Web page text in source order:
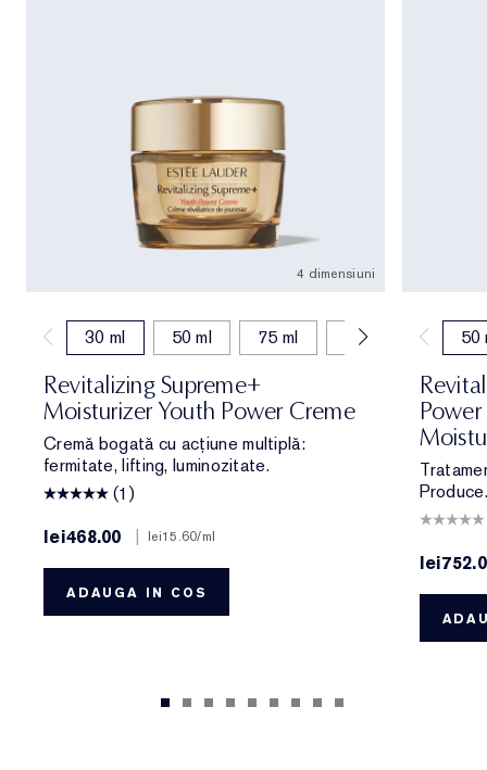
4 dimensiuni
30 ml 50 ml 75 ml 50 ml (reumplere)
Revitalizing Supreme+
Moisturizer Youth Power Creme
Cremă bogată cu acțiune multiplă:
fermitate, lifting, luminozitate.
(1)
lei468.00
| lei15.60/ml
ADAUGA IN COS
50